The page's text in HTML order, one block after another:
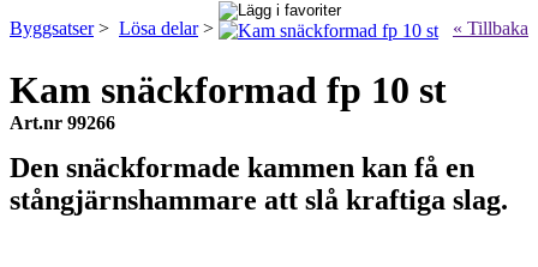
Byggsatser> Lösa delar> « Tillbaka
Kam snäckformad fp 10 st
Art.nr 99266
Den snäckformade kammen kan få en
stångjärnshammare att slå kraftiga slag.